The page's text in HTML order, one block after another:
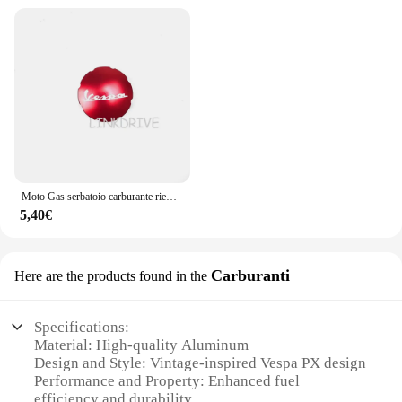
Moto Gas serbatoio carburante riempimento tappo olio copertura accessori per Vespa Gts 300 GTV 250 Sprint Primavera 150 LX LXV S150
5,40€
Here are the products found in the Carburanti
Specifications:
Material: High-quality Aluminum
Design and Style: Vintage-inspired Vespa PX design
Performance and Property: Enhanced fuel
efficiency and durability